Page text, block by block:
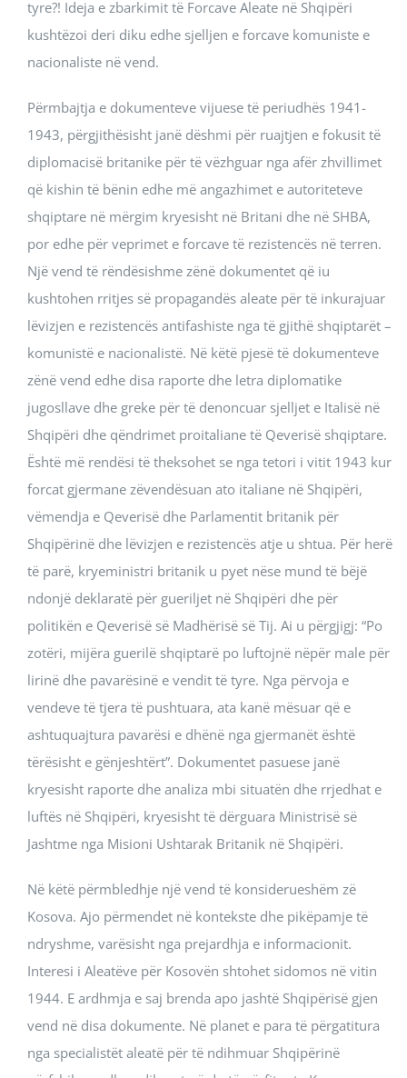
tyre?! Ideja e zbarkimit të Forcave Aleate në Shqipëri
kushtëzoi deri diku edhe sjelljen e forcave komuniste e
nacionaliste në vend.
Përmbajtja e dokumenteve vijuese të periudhës 1941-
1943, përgjithësisht janë dëshmi për ruajtjen e fokusit të
diplomacisë britanike për të vëzhguar nga afër zhvillimet
që kishin të bënin edhe më angazhimet e autoriteteve
shqiptare në mërgim kryesisht në Britani dhe në SHBA,
por edhe për veprimet e forcave të rezistencës në terren.
Një vend të rëndësishme zënë dokumentet që iu
kushtohen rritjes së propagandës aleate për të inkurajuar
lëvizjen e rezistencës antifashiste nga të gjithë shqiptarët –
komunistë e nacionalistë. Në këtë pjesë të dokumenteve
zënë vend edhe disa raporte dhe letra diplomatike
jugosllave dhe greke për të denoncuar sjelljet e Italisë në
Shqipëri dhe qëndrimet proitaliane të Qeverisë shqiptare.
Është më rendësi të theksohet se nga tetori i vitit 1943 kur
forcat gjermane zëvendësuan ato italiane në Shqipëri,
vëmendja e Qeverisë dhe Parlamentit britanik për
Shqipërinë dhe lëvizjen e rezistencës atje u shtua. Për herë
të parë, kryeministri britanik u pyet nëse mund të bëjë
ndonjë deklaratë për gueriljet në Shqipëri dhe për
politikën e Qeverisë së Madhërisë së Tij. Ai u përgjigj: “Po
zotëri, mijëra guerilë shqiptarë po luftojnë nëpër male për
lirinë dhe pavarësinë e vendit të tyre. Nga përvoja e
vendeve të tjera të pushtuara, ata kanë mësuar që e
ashtuquajtura pavarësi e dhënë nga gjermanët është
tërësisht e gënjeshtërt”. Dokumentet pasuese janë
kryesisht raporte dhe analiza mbi situatën dhe rrjedhat e
luftës në Shqipëri, kryesisht të dërguara Ministrisë së
Jashtme nga Misioni Ushtarak Britanik në Shqipëri.
Në këtë përmbledhje një vend të konsiderueshëm zë
Kosova. Ajo përmendet në kontekste dhe pikëpamje të
ndryshme, varësisht nga prejardhja e informacionit.
Interesi i Aleatëve për Kosovën shtohet sidomos në vitin
1944. E ardhmja e saj brenda apo jashtë Shqipërisë gjen
vend në disa dokumente. Në planet e para të përgatitura
nga specialistët aleatë për të ndihmuar Shqipërinë